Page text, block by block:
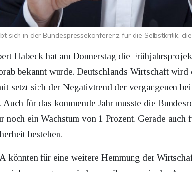
sich in der Bundespressekonferenz für die Selbstkritik,
Habeck hat am Donnerstag die
bekannt wurde. Deutschlands Wirtschaft
setzt sich der Negativtrend der vergangenen
für das kommende Jahr musste die
ein Wachstum von 1 Prozent. Gerade auch
bestehen.
könnten für eine weitere Hemmung der